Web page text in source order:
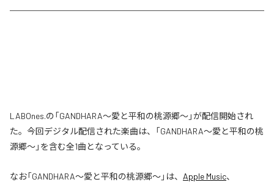
LABOnes.の「GANDHARA〜愛と平和の桃源郷〜」が配信開始され
た。今回デジタル配信された楽曲は、「GANDHARA〜愛と平和の桃
源郷〜」を含む全1曲となっている。
なお「GANDHARA〜愛と平和の桃源郷〜」は、 Apple Music、